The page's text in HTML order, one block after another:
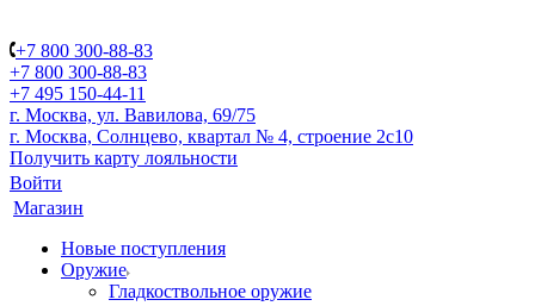
+7 800 300-88-83
+7 800 300-88-83
+7 495 150-44-11
г. Москва, ул. Вавилова, 69/75
г. Москва, Солнцево, квартал № 4, строение 2с10
Получить карту лояльности
Войти
Магазин
Новые поступления
Оружие
Гладкоствольное оружие